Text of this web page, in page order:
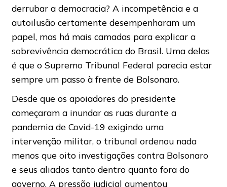
derrubar a democracia? A incompetência e a
autoilusão certamente desempenharam um
papel, mas há mais camadas para explicar a
sobrevivência democrática do Brasil. Uma delas
é que o Supremo Tribunal Federal parecia estar
sempre um passo à frente de Bolsonaro.
Desde que os apoiadores do presidente
começaram a inundar as ruas durante a
pandemia de Covid-19 exigindo uma
intervenção militar, o tribunal ordenou nada
menos que oito investigações contra Bolsonaro
e seus aliados tanto dentro quanto fora do
governo. A pressão judicial aumentou